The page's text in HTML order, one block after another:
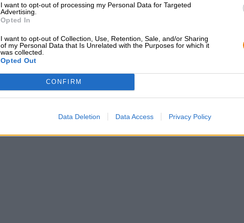
I want to opt-out of processing my Personal Data for Targeted
Advertising.
Opted In
I want to opt-out of Collection, Use, Retention, Sale, and/or Sharing
of my Personal Data that Is Unrelated with the Purposes for which it
was collected.
Opted Out
CONFIRM
Data Deletion Data Access Privacy Policy
GRATIS BIERCONSULT
shop@bierothek.de
handelaren of
günstiger